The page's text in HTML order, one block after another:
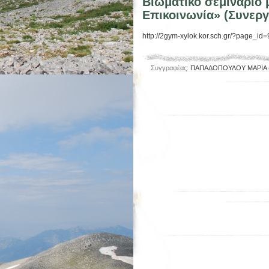
Επικοινωνία»
http://2gym-xylok.kor.sch.gr/
Συγγραφέας: ΠΑΠΑΔΟΠΟΥΛΟΥ ΜΑΡΙΑ